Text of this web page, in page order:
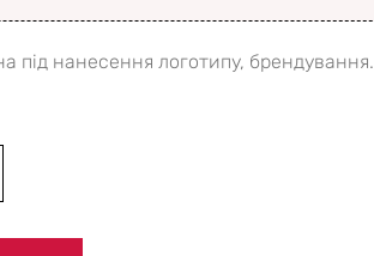
під нанесення логотипу, брендування.